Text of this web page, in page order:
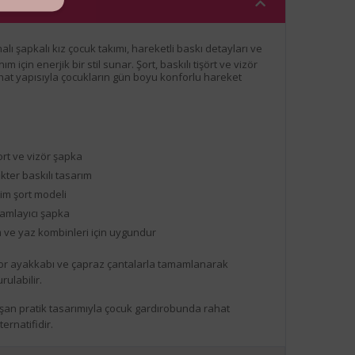
şapkalı kız çocuk takımı, hareketli baskı detayları ve
için enerjik bir stil sunar. Şort, baskılı tişört ve vizör
yapısıyla çocukların gün boyu konforlu hareket
ve vizör şapka
baskılı tasarım
şort modeli
şapka
ve yaz kombinleri için uygundur
ayakkabı ve çapraz çantalarla tamamlanarak
pratik tasarımıyla çocuk gardırobunda rahat